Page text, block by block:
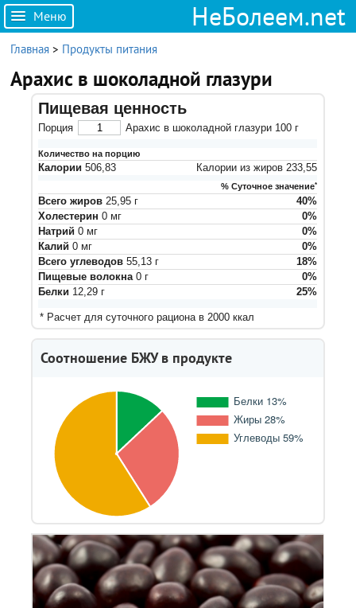
Меню НеБолеем.net
Главная > Продукты питания
Арахис в шоколадной глазури
Пищевая ценность
Порция Арахис в шоколадной глазури 100 г
Количество на порцию
Калории506,83 Калории из жиров233,55
% Суточное значение*
Всего жиров25,95 г 40%
Холестерин0 мг 0%
Натрий0 мг 0%
Калий0 мг 0%
Всего углеводов55,13 г 18%
Пищевые волокна0 г 0%
Белки 12,29 г 25%
* Расчет для суточного рациона в 2000 ккал
Соотношение БЖУ в продукте